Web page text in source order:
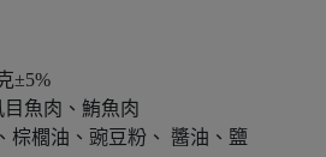
±5%
魚肉、鮪魚肉
棕櫚油、豌豆粉、 醬油、鹽